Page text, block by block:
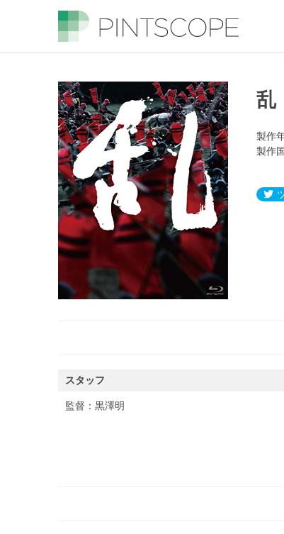
乱
製作
製作国
スタッフ
監督： 黒澤明